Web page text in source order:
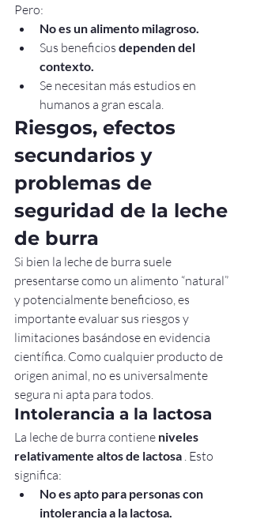
Pero:
No es un alimento milagroso.
Sus beneficios dependen del
contexto.
Se necesitan más estudios en
humanos a gran escala.
Riesgos, efectos
secundarios y
problemas de
seguridad de la leche
de burra
Si bien la leche de burra suele
presentarse como un alimento “natural”
y potencialmente beneficioso, es
importante evaluar sus riesgos y
limitaciones basándose en evidencia
científica. Como cualquier producto de
origen animal, no es universalmente
segura ni apta para todos.
Intolerancia a la lactosa
La leche de burra contiene niveles
relativamente altos de lactosa . Esto
significa:
No es apto para personas con
intolerancia a la lactosa.